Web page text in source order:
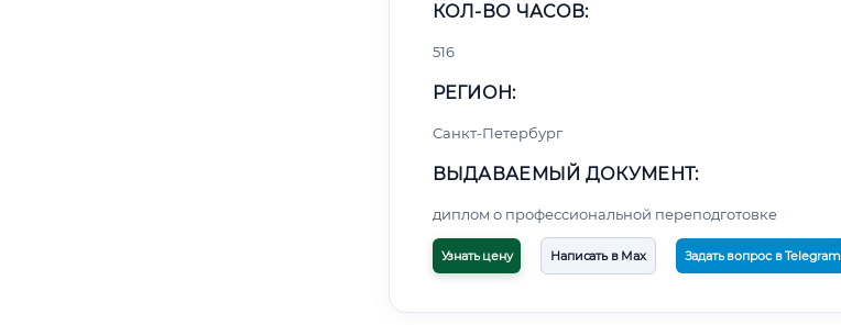
КОЛ-ВО ЧАСОВ:
516
РЕГИОН:
Санкт-Петербург
ВЫДАВАЕМЫЙ ДОКУМЕНТ:
диплом о профессиональной переподготовке
Узнать цену Написать в Max Задать вопрос в Telegram